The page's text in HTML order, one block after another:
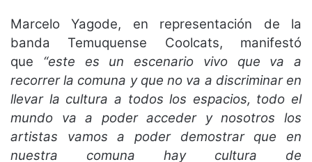
Marcelo Yagode, en representación de la
banda Temuquense Coolcats, manifestó
que “este es un escenario vivo que va a
recorrer la comuna y que no va a discriminar en
llevar la cultura a todos los espacios, todo el
mundo va a poder acceder y nosotros los
artistas vamos a poder demostrar que en
nuestra comuna hay cultura de